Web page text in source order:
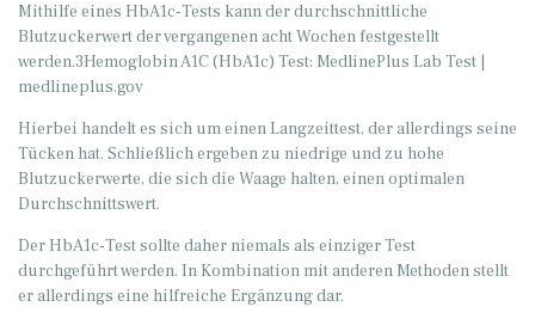
Mithilfe eines HbA1c-Tests kann der durchschnittliche
Blutzuckerwert der vergangenen acht Wochen festgestellt
werden.3Hemoglobin A1C (HbA1c) Test: MedlinePlus Lab Test |
medlineplus.gov
Hierbei handelt es sich um einen Langzeittest, der allerdings seine
Tücken hat. Schließlich ergeben zu niedrige und zu hohe
Blutzuckerwerte, die sich die Waage halten, einen optimalen
Durchschnittswert.
Der HbA1c-Test sollte daher niemals als einziger Test
durchgeführt werden. In Kombination mit anderen Methoden stellt
er allerdings eine hilfreiche Ergänzung dar.